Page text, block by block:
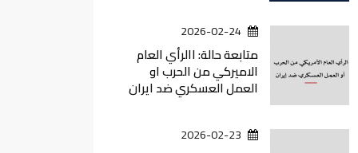
2026-02-24
متابعة حالة: االرأي العام
الاميركي من الحرب او
العمل العسكري ضد ايران
2026-02-23